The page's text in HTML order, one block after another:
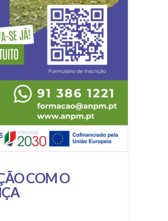
COM O